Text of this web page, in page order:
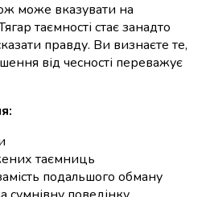
може вказувати на
таємності стає занадто
правду. Ви визнаєте те,
від чесності переважує
таємниць
подальшого обману